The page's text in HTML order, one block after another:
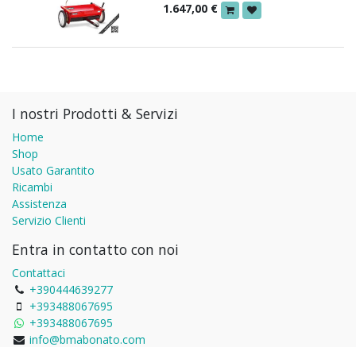
1.647,00 €
I nostri Prodotti & Servizi
Home
Shop
Usato Garantito
Ricambi
Assistenza
Servizio Clienti
Entra in contatto con noi
Contattaci
+390444639277
+393488067695
+393488067695
info@bmabonato.com